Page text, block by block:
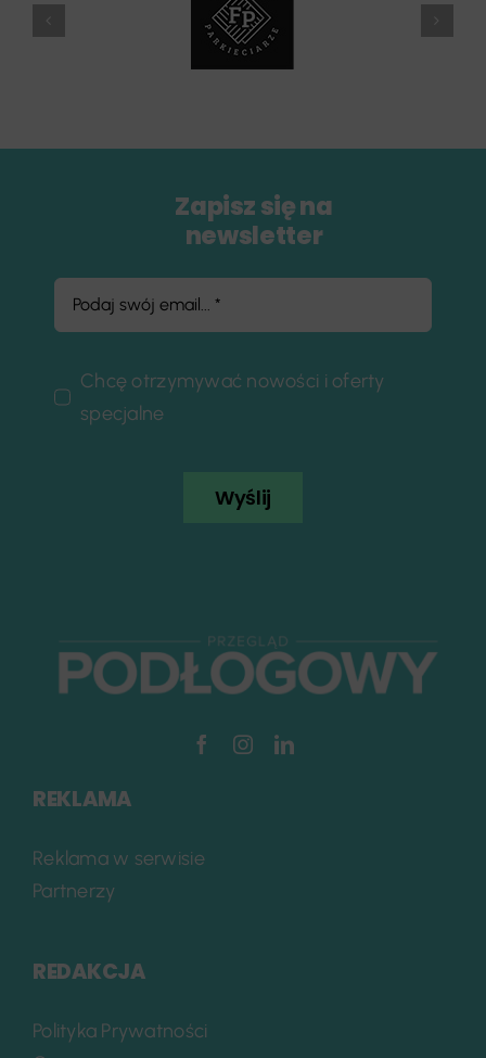
Zapisz się na
newsletter
Chcę otrzymywać nowości i oferty
specjalne
Wyślij
REKLAMA
Reklama w serwisie
Partnerzy
REDAKCJA
Polityka Prywatności